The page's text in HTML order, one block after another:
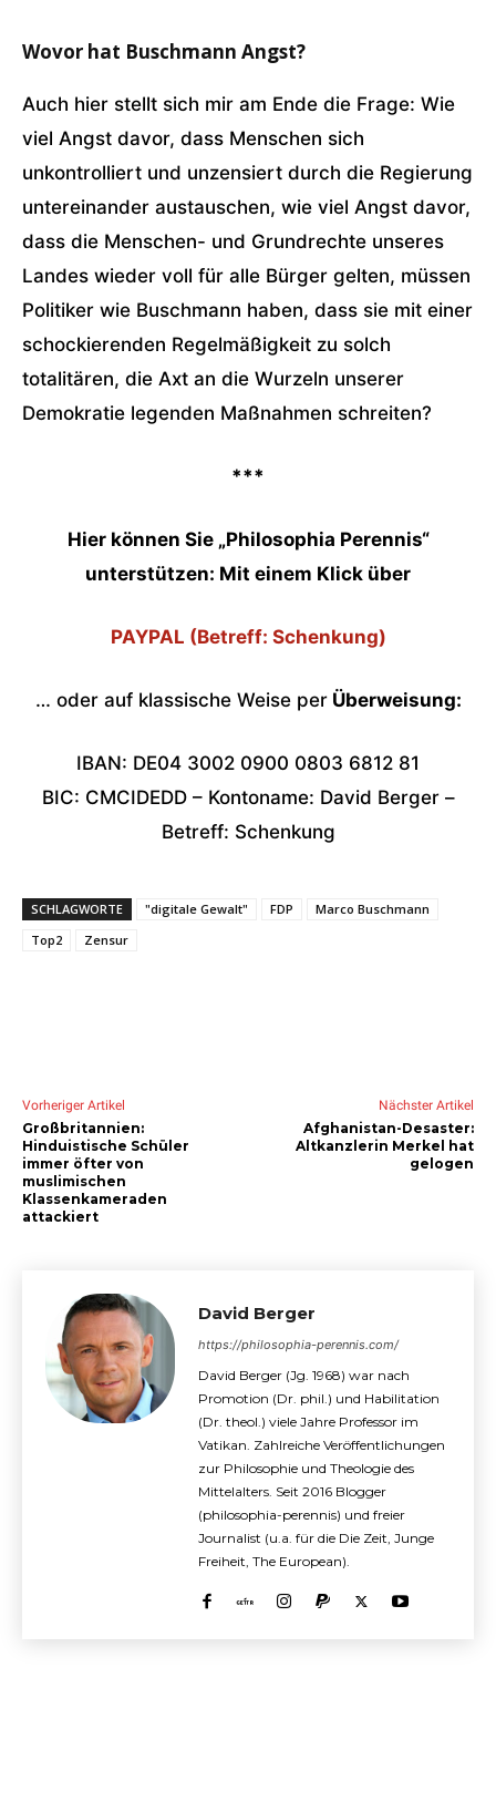
Wovor hat Buschmann Angst?
Auch hier stellt sich mir am Ende die Frage: Wie
viel Angst davor, dass Menschen sich
unkontrolliert und unzensiert durch die Regierung
untereinander austauschen, wie viel Angst davor,
dass die Menschen- und Grundrechte unseres
Landes wieder voll für alle Bürger gelten, müssen
Politiker wie Buschmann haben, dass sie mit einer
schockierenden Regelmäßigkeit zu solch
totalitären, die Axt an die Wurzeln unserer
Demokratie legenden Maßnahmen schreiten?
***
Hier können Sie „Philosophia Perennis“
unterstützen: Mit einem Klick über
PAYPAL (Betreff: Schenkung)
… oder auf klassische Weise perÜberweisung:
IBAN: DE04 3002 0900 0803 6812 81
BIC: CMCIDEDD – Kontoname: David Berger –
Betreff: Schenkung
SCHLAGWORTE "digitale Gewalt" FDP
Marco Buschmann
Top2
Zensur
Vorheriger Artikel
Großbritannien:
Hinduistische Schüler
immer öfter von
muslimischen
Klassenkameraden
attackiert
Nächster Artikel
Afghanistan-Desaster:
Altkanzlerin Merkel hat
gelogen
David Berger
https://philosophia-perennis.com/
David Berger (Jg. 1968) war nach
Promotion (Dr. phil.) und Habilitation
(Dr. theol.) viele Jahre Professor im
Vatikan. Zahlreiche Veröffentlichungen
zur Philosophie und Theologie des
Mittelalters. Seit 2016 Blogger
(philosophia-perennis) und freier
Journalist (u.a. für die Die Zeit, Junge
Freiheit, The European).